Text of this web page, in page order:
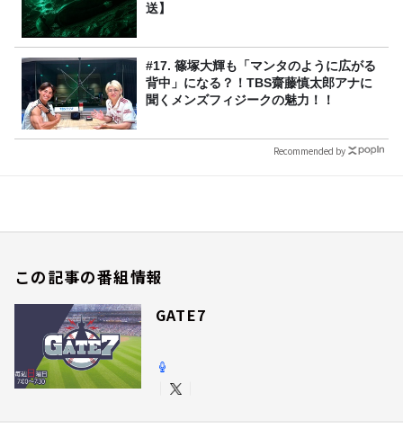
送】
#17. 篠塚大輝も「マンタのように広がる
背中」になる？！TBS齋藤慎太郎アナに
聞くメンズフィジークの魅力！！
Recommended by
この記事の番組情報
GATE7